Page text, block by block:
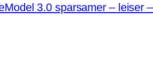
3.0 sparsamer – leiser